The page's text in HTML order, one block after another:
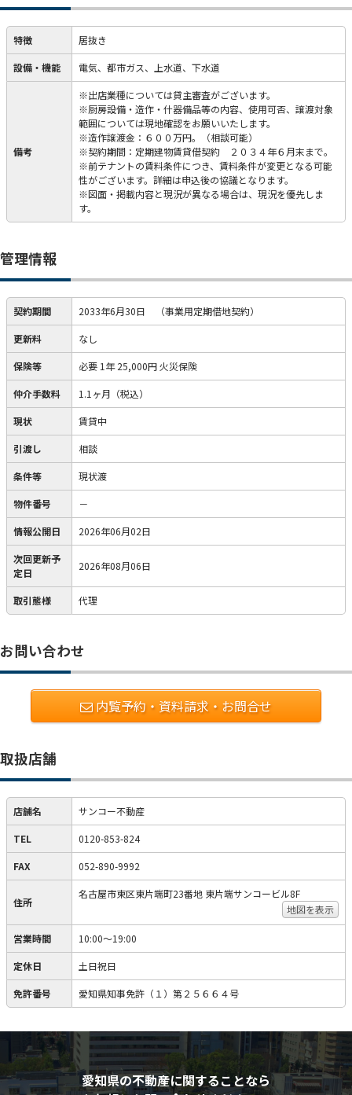
特徴 居抜き
設備・機能 電気、都市ガス、上水道、下水道
備考
※出店業種については貸主審査がございます。
※厨房設備・造作・什器備品等の内容、使用可否、譲渡対象
範囲については現地確認をお願いいたします。
※造作譲渡金：６００万円。（相談可能）
※契約期間：定期建物賃貸借契約 ２０３４年６月末まで。
※前テナントの賃料条件につき、賃料条件が変更となる可能
性がございます。詳細は申込後の協議となります。
※図面・掲載内容と現況が異なる場合は、現況を優先しま
す。
管理情報
契約期間 2033年6月30日 （事業用定期借地契約）
更新料 なし
保険等 必要 1年 25,000円 火災保険
仲介手数料 1.1ヶ月（税込）
現状 賃貸中
引渡し 相談
条件等 現状渡
物件番号 －
情報公開日 2026年06月02日
次回更新予
定日
2026年08月06日
取引態様 代理
お問い合わせ
内覧予約・資料請求・お問合せ
取扱店舗
店舗名 サンコー不動産
TEL 0120-853-824
FAX 052-890-9992
住所
名古屋市東区東片端町23番地 東片端サンコービル8F
地図を表示
営業時間 10:00〜19:00
定休日 土日祝日
免許番号 愛知県知事免許（１）第２５６６４号
愛知県の不動産に関することなら